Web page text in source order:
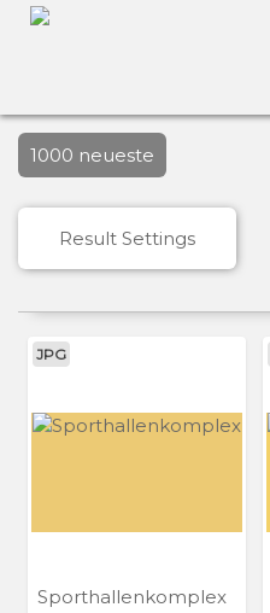
1000 neueste
Result Settings
JPG
Sporthallenkomplex